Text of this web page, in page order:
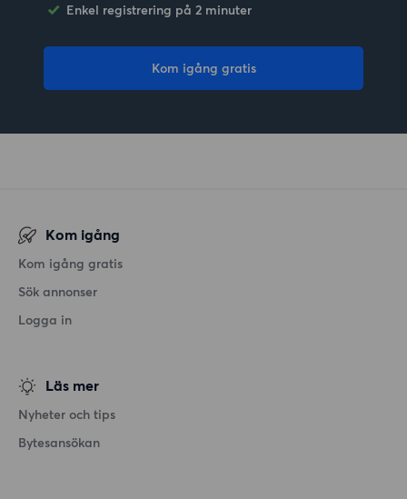
Enkel registrering på 2 minuter
Kom igång gratis
Kom igång
Kom igång gratis
Sök annonser
Logga in
Läs mer
Nyheter och tips
Bytesansökan